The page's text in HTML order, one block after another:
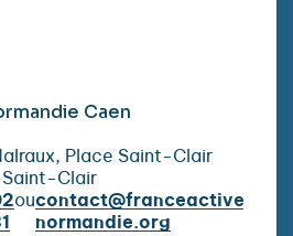
Caen
Place Saint-Clair
Clair
oucontact@franceactive-
normandie.org